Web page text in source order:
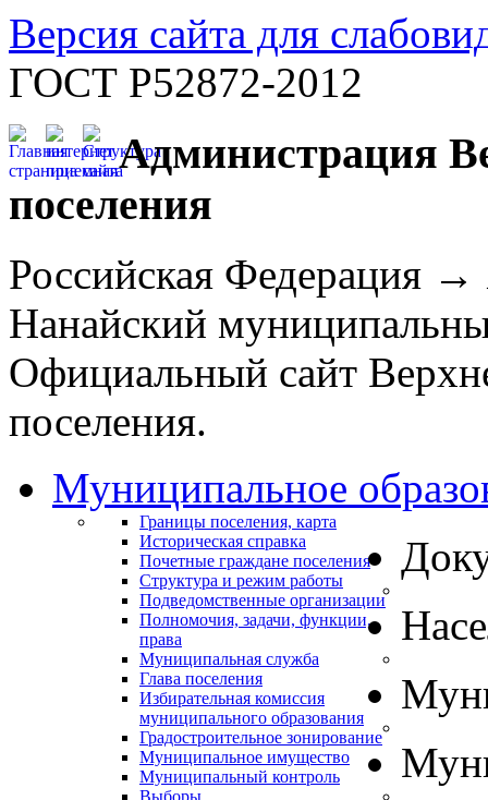
Версия сайта для
ГОСТ Р52872-2012
Администрация
поселения
Российская Федерация
Нанайский
Официальный сайт
поселения.
Муниципальное
Границы поселения, карта
Историческая справка
Почетные граждане поселения
Структура и режим работы
Подведомственные организации
Полномочия, задачи, функции,
права
Муниципальная служба
Глава поселения
Избирательная комиссия
муниципального образования
Градостроительное зонирование
Муниципальное имущество
Муниципальный контроль